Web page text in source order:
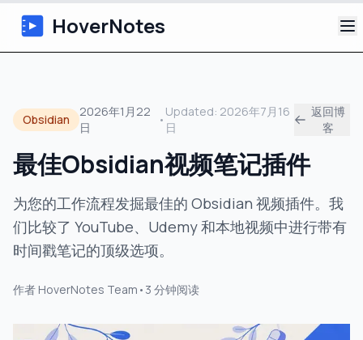
HoverNotes
浏览器扩展
AI 视频笔记
教程
博客
Obsidian
2026年1月22
日
•
Updated: 2026年7月16
日
返回博
客
最佳Obsidian视频笔记插件
为您的工作流程发掘最佳的 Obsidian 视频插件。我
们比较了 YouTube、Udemy 和本地视频中进行带有
时间戳笔记的顶级选项。
作者 HoverNotes Team • 3 分钟阅读